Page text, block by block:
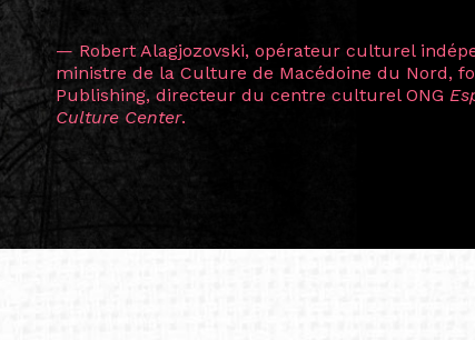
L’une des rencontres les plus marquantes fut
consœur HicterienneRuthe Zuntz — une amitié
la vision ont transformé ma trajectoire et m’ont
Singapour à Berlin pendant près d’une
les amitiés forgées durant cette année intense et
solidité et m’encouragent à continuer de rêver,
vers de nouvelles possibilités.
— Vanini Belarmino (Singapore /Germany)